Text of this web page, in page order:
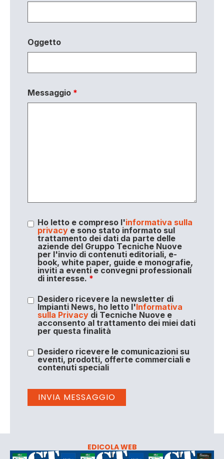
Oggetto
Messaggio *
Ho letto e compreso l'informativa sulla
privacye sono stato informato sul
trattamento dei dati da parte delle
aziende del Gruppo Tecniche Nuove
per l'invio di contenuti editoriali, e-
book, white paper, guide e monografie,
inviti a eventi e convegni professionali
di interesse. *
Desidero ricevere la newsletter di
Impianti News, ho letto l'Informativa
sulla Privacydi Tecniche Nuove e
acconsento al trattamento dei miei dati
per questa finalità
Desidero ricevere le comunicazioni su
eventi, prodotti, offerte commerciali e
contenuti speciali
EDICOLA WEB